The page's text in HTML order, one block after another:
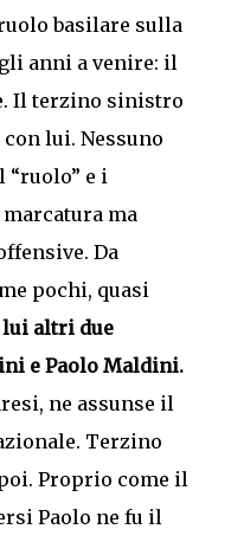
basilare sulla
anni a venire: il
Il terzino sinistro
lui. Nessuno
e i
ma
Da
pochi, quasi
lui altri due
e Paolo Maldini.
ne assunse il
Terzino
Proprio come il
Paolo ne fu il